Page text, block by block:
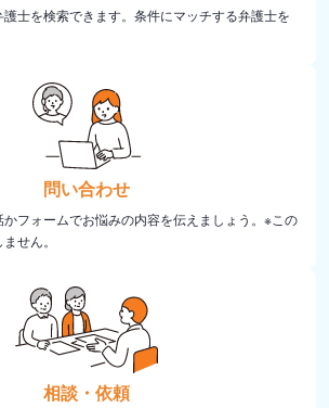
士を検索できます。条件にマッチする弁護士を
問い合わせ
フォームでお悩みの内容を伝えましょう。※この
せん。
相談・依頼